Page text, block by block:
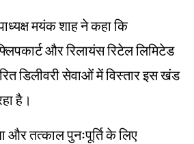
मयंक शाह ने कहा कि
और रिलायंस रिटेल लिमिटेड
डिलीवरी सेवाओं में विस्तार इस खंड
है।
और तत्काल पुनःपूर्ति के लिए